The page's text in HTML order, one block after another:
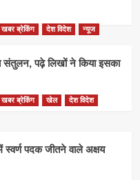
ब्रेकिंग देश विदेश न्यूज
संतुलन, पढ़े लिखों ने किया इसका
ब्रेकिंग खेल
देश विदेश
स्वर्ण पदक जीतने वाले अक्षय